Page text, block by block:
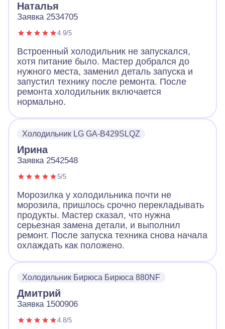
Наталья
Заявка 2534705
4.9/5
Встроенный холодильник не запускался,
хотя питание было. Мастер добрался до
нужного места, заменил деталь запуска и
запустил технику после ремонта. После
ремонта холодильник включается
нормально.
Холодильник LG GA-B429SLQZ
Ирина
Заявка 2542548
5/5
Морозилка у холодильника почти не
морозила, пришлось срочно перекладывать
продукты. Мастер сказал, что нужна
серьезная замена детали, и выполнил
ремонт. После запуска техника снова начала
охлаждать как положено.
Холодильник Бирюса Бирюса 880NF
Дмитрий
Заявка 1500906
4.8/5